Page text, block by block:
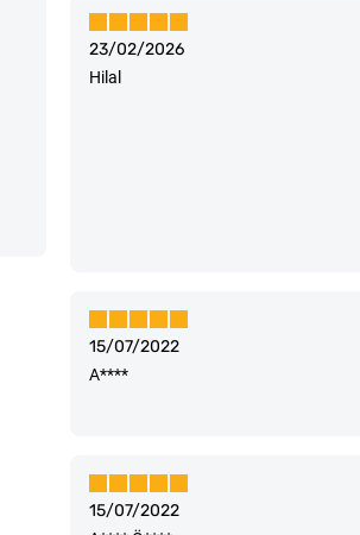
23/02/2026
Hilal
15/07/2022
A****
15/07/2022